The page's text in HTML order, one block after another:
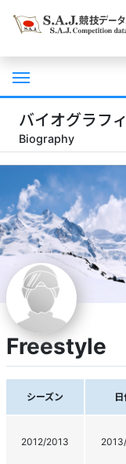
バイオグラフ
Biography
Freestyle
シーズン
2012/2013